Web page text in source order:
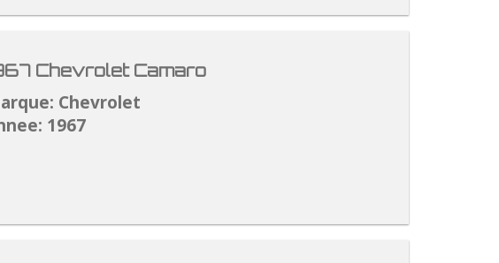
Chevrolet Camaro
Chevrolet
1967